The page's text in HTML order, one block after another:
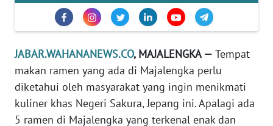
JABAR.WAHANANEWS.CO, MAJALENGKA — Tempat
makan ramen yang ada di Majalengka perlu
diketahui oleh masyarakat yang ingin menikmati
kuliner khas Negeri Sakura, Jepang ini. Apalagi ada
5 ramen di Majalengka yang terkenal enak dan
INFO
IKLAN
TENTANG
KAMI